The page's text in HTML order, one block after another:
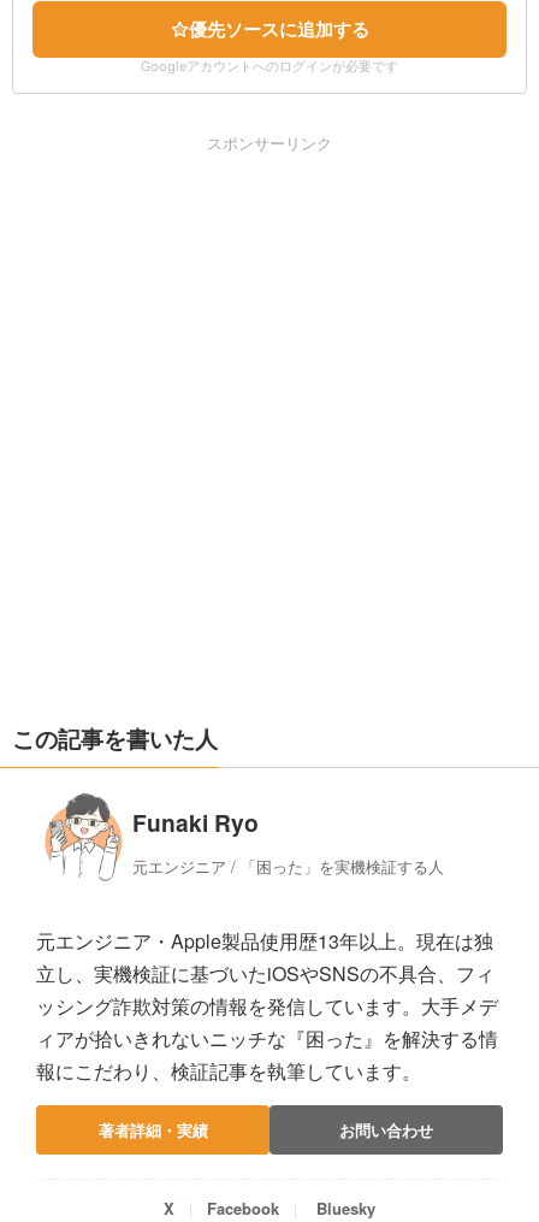
優先ソースに追加する
Googleアカウントへのログインが必要です
スポンサーリンク
この記事を書いた人
Funaki Ryo
元エンジニア / 「困った」を実機検証する人
元エンジニア・Apple製品使用歴13年以上。現在は独
立し、実機検証に基づいたiOSやSNSの不具合、フィ
ッシング詐欺対策の情報を発信しています。大手メデ
ィアが拾いきれないニッチな『困った』を解決する情
報にこだわり、検証記事を執筆しています。
著者詳細・実績 お問い合わせ
X Facebook Bluesky